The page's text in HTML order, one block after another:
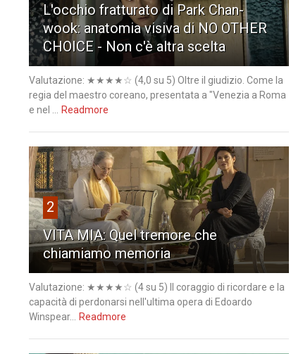
L'occhio fratturato di Park Chan-
wook: anatomia visiva di NO OTHER
CHOICE - Non c'è altra scelta
Valutazione: ★★★★☆ (4,0 su 5) Oltre il giudizio. Come la
regia del maestro coreano, presentata a "Venezia a Roma
e nel ...
Readmore
2
VITA MIA: Quel tremore che
chiamiamo memoria
Valutazione: ★★★★☆ (4 su 5) Il coraggio di ricordare e la
capacità di perdonarsi nell'ultima opera di Edoardo
Winspear...
Readmore